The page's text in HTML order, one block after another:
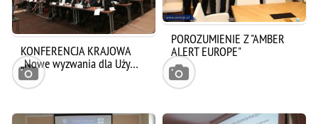
KONFERENCJA KRAJOWA
„Nowe wyzwania dla Uży…
POROZUMIENIE Z "AMBER
ALERT EUROPE"